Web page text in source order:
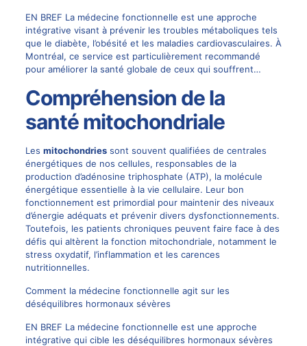
EN BREF La médecine fonctionnelle est une approche
intégrative visant à prévenir les troubles métaboliques tels
que le diabète, l’obésité et les maladies cardiovasculaires. À
Montréal, ce service est particulièrement recommandé
pour améliorer la santé globale de ceux qui souffrent…
Compréhension de la
santé mitochondriale
Les mitochondriessont souvent qualifiées de centrales
énergétiques de nos cellules, responsables de la
production d’adénosine triphosphate (ATP), la molécule
énergétique essentielle à la vie cellulaire. Leur bon
fonctionnement est primordial pour maintenir des niveaux
d’énergie adéquats et prévenir divers dysfonctionnements.
Toutefois, les patients chroniques peuvent faire face à des
défis qui altèrent la fonction mitochondriale, notamment le
stress oxydatif, l’inflammation et les carences
nutritionnelles.
Comment la médecine fonctionnelle agit sur les
déséquilibres hormonaux sévères
EN BREF La médecine fonctionnelle est une approche
intégrative qui cible les déséquilibres hormonaux sévères